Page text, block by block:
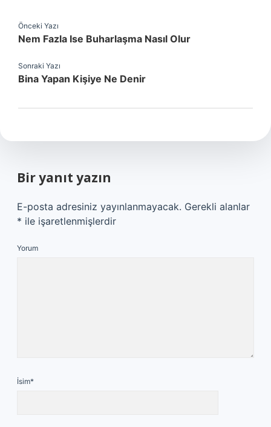
Önceki Yazı
Nem Fazla Ise Buharlaşma Nasıl Olur
Sonraki Yazı
Bina Yapan Kişiye Ne Denir
Bir yanıt yazın
E-posta adresiniz yayınlanmayacak. Gerekli alanlar
* ile işaretlenmişlerdir
Yorum
İsim*